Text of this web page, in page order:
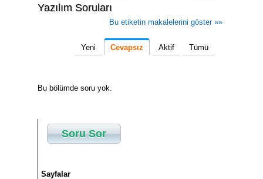
Yazılım Soruları
Bu etiketin makalelerini göster »»
Yeni Cevapsız Aktif Tümü
Bu bölümde soru yok.
Soru Sor
Sayfalar